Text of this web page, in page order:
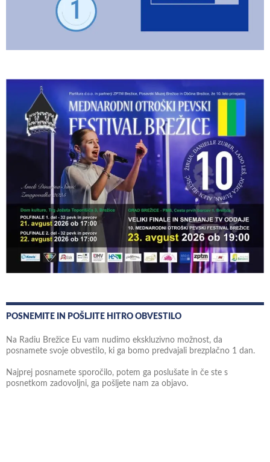
POSNEMITE IN POŠLJITE HITRO OBVESTILO
Na Radiu Brežice Eu vam nudimo ekskluzivno možnost, da
posnamete svoje obvestilo, ki ga bomo predvajali brezplačno 1 dan.
Najprej posnamete sporočilo, potem ga poslušate in če ste s
posnetkom zadovoljni, ga pošljete nam za objavo.